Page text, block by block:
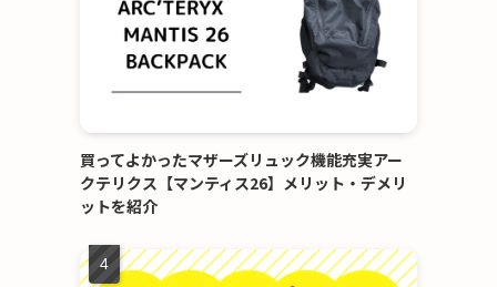
買ってよかったマザーズリュック機能充実アー
クテリクス【マンティス26】メリット・デメリ
ットを紹介